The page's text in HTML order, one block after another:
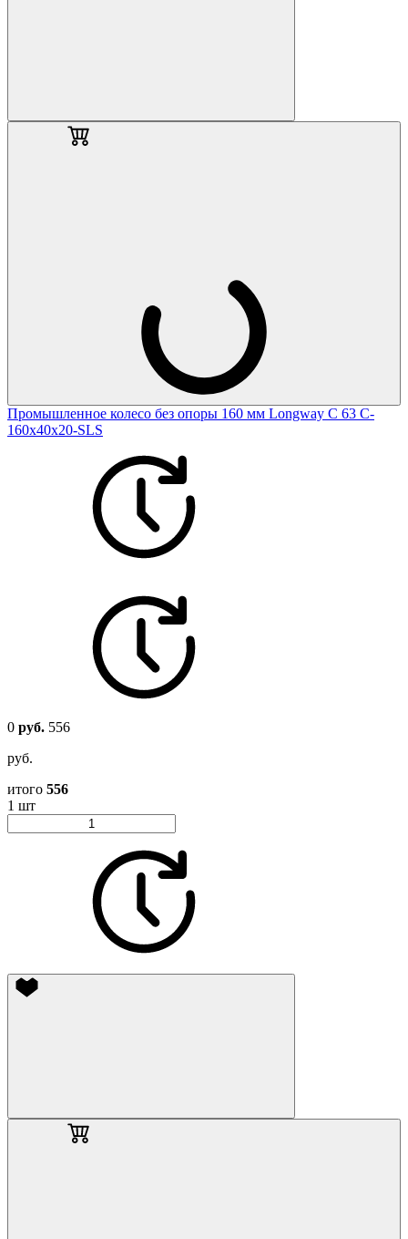
Промышленное колесо без опоры 160 мм Longway С 63 C-
160х40х20-SLS
0 руб. 556
руб.
итого 556
1 шт